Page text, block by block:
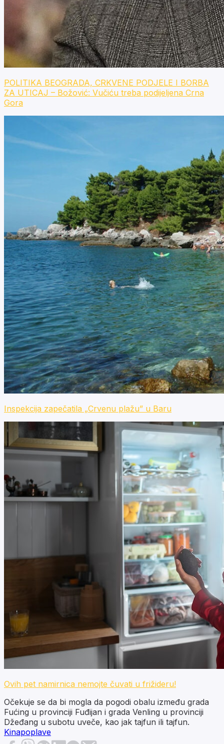
POLITIKA BEOGRADA, CRKVENE PODJELE I BORBA
ZA UTICAJ – Božović: Vučiću treba podijeljena Crna
Gora
Inspekcija zapečatila „Crvenu plažu” u Baru
Ovih pet namirnica nemojte čuvati u frižideru!
Očekuje se da bi mogla da pogodi obalu između grada
Fućing u provinciji Fuđijan i grada Venling u provinciji
Džeđang u subotu uveče, kao jak tajfun ili tajfun.
Kinapoplave